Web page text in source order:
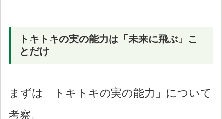
トキトキの実の能力は「未来に飛ぶ」こ
とだけ
まずは「トキトキの実の能力」について
考察。